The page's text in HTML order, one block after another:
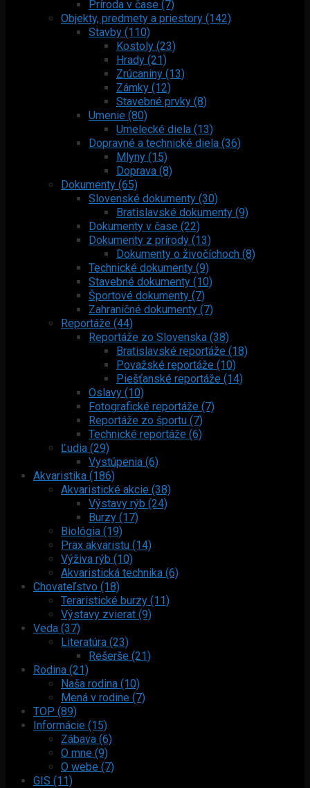
Príroda v čase (7)
Objekty, predmety a priestory (142)
Stavby (110)
Kostoly (23)
Hrady (21)
Zrúcaniny (13)
Zámky (12)
Stavebné prvky (8)
Umenie (80)
Umelecké diela (13)
Dopravné a technické diela (36)
Mlyny (15)
Doprava (8)
Dokumenty (65)
Slovenské dokumenty (30)
Bratislavské dokumenty (9)
Dokumenty v čase (22)
Dokumenty z prírody (13)
Dokumenty o živočíchoch (8)
Technické dokumenty (9)
Stavebné dokumenty (10)
Športové dokumenty (7)
Zahraničné dokumenty (7)
Reportáže (44)
Reportáže zo Slovenska (38)
Bratislavské reportáže (18)
Považské reportáže (10)
Piešťanské reportáže (14)
Oslavy (10)
Fotografické reportáže (7)
Reportáže zo športu (7)
Technické reportáže (6)
Ľudia (29)
Vystúpenia (6)
Akvaristika (186)
Akvaristické akcie (38)
Výstavy rýb (24)
Burzy (17)
Biológia (19)
Prax akvaristu (14)
Výživa rýb (10)
Akvaristická technika (6)
Chovateľstvo (18)
Teraristické burzy (11)
Výstavy zvierat (9)
Veda (37)
Literatúra (23)
Rešerše (21)
Rodina (21)
Naša rodina (10)
Mená v rodine (7)
TOP (89)
Informácie (15)
Zábava (6)
O mne (9)
O webe (7)
GIS (11)